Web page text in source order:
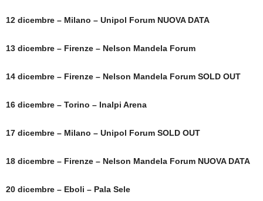
12 dicembre – Milano – Unipol Forum NUOVA DATA
13 dicembre – Firenze – Nelson Mandela Forum
14 dicembre – Firenze – Nelson Mandela Forum SOLD OUT
16 dicembre – Torino – Inalpi Arena
17 dicembre – Milano – Unipol Forum SOLD OUT
18 dicembre – Firenze – Nelson Mandela Forum NUOVA DATA
20 dicembre – Eboli – Pala Sele